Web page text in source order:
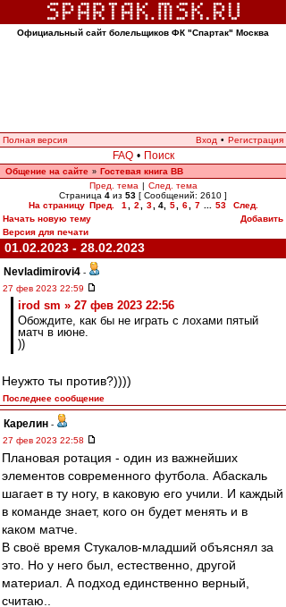
Официальный сайт болельщиков ФК "Спартак" Москва
Полная версия Вход • Регистрация
FAQ • Поиск
Общение на сайте » Гостевая книга ВВ
Пред. тема | След. тема
Страница 4 из 53 [ Сообщений: 2610 ]
На страницу Пред. 1 2 3 4, 5 6 7 53
След.
Начать новую тему
Добавить
Версия для печати
01.02.2023 - 28.02.2023
Nevladimirovi4 -
27 фев 2023 22:59
irod sm » 27 фев 2023 22:56
Обождите, как бы не играть с лохами пятый
матч в июне.
))
Неужто ты против?))))
Последнее сообщение
Карелин -
27 фев 2023 22:58
Плановая ротация - один из важнейших
элементов современного футбола. Абаскаль
шагает в ту ногу, в каковую его учили. И каждый
в команде знает, кого он будет менять и в
каком матче.
В своё время Стукалов-младший объяснял за
это. Но у него был, естественно, другой
материал. А подход единственно верный,
считаю..